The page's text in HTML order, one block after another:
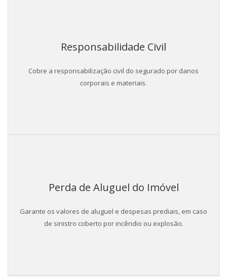
Responsabilidade Civil
Cobre a responsabilização civil do segurado por danos
corporais e materiais.
Perda de Aluguel do Imóvel
Garante os valores de aluguel e despesas prediais, em caso
de sinistro coberto por incêndio ou explosão.